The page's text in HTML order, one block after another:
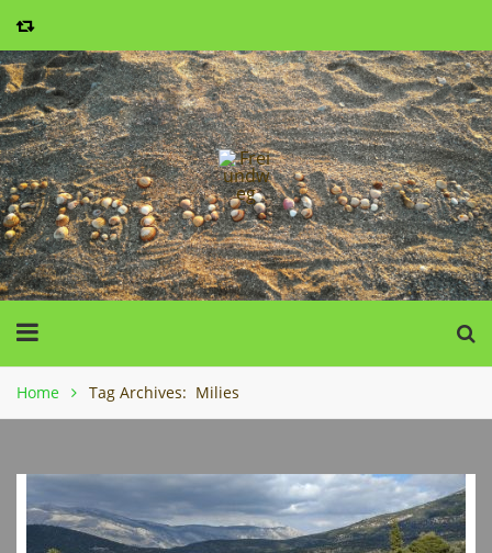
Home Tag Archives: Milies